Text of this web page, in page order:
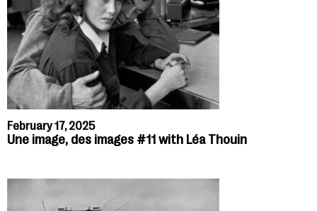
February 17, 2025
Une image, des images #11 with Léa Thouin